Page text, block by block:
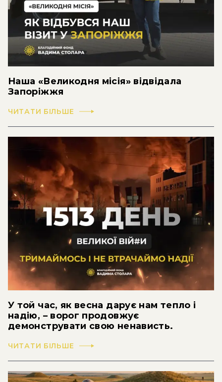
Наша «Великодня місія» відвідала
Запоріжжя
ЧИТАТИ БІЛЬШЕ
У той час, як весна дарує нам тепло і
надію, – ворог продовжує
демонструвати свою ненависть.
ЧИТАТИ БІЛЬШЕ